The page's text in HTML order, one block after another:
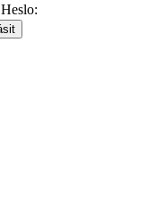
Heslo: